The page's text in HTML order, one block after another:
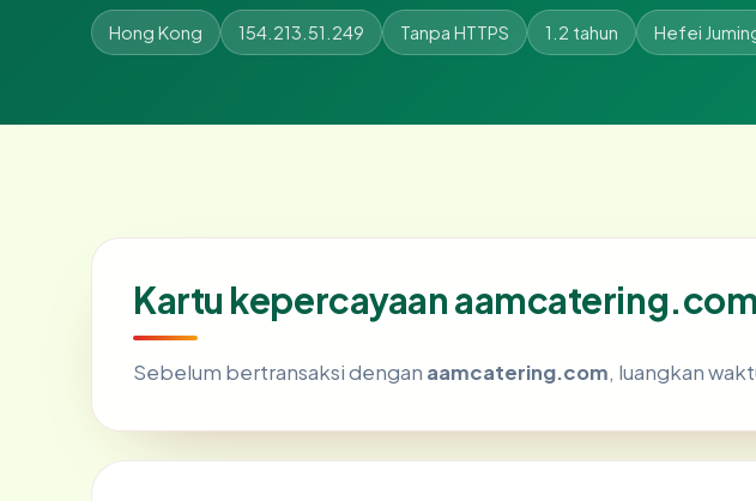
Hong Kong 154.213.51.249 Tanpa HTTPS 1.2 tahun Hefei
Kartu kepercayaan aamcatering.com
Sebelum bertransaksi dengan aamcatering.com, luangkan